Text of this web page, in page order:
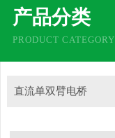
产品分类
PRODUCT CATEGORY
直流单双臂电桥